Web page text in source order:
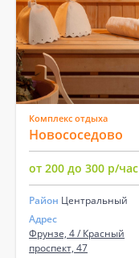
Комплекс отдыха
Новососедово
от 200 до 300 р/час
Район Центральный
Адрес
Фрунзе, 4 / Красный
проспект, 47